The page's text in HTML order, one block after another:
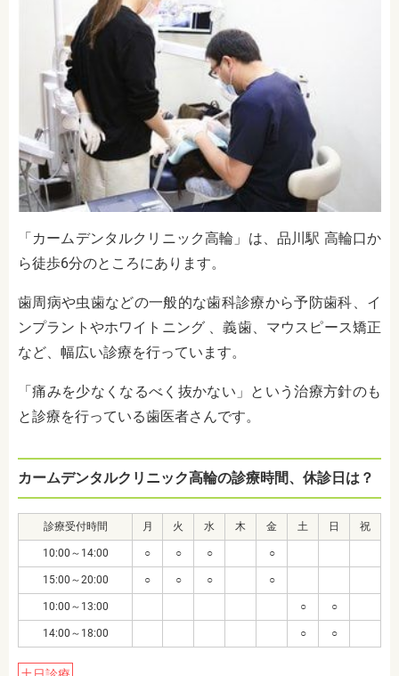
「カームデンタルクリニック高輪」は、品川駅 高輪口か
ら徒歩6分のところにあります。
歯周病や虫歯などの一般的な歯科診療から予防歯科、イ
ンプラントやホワイトニング 、義歯、マウスピース矯正
など、幅広い診療を行っています。
「痛みを少なくなるべく抜かない」という治療方針のも
と診療を行っている歯医者さんです。
カームデンタルクリニック高輪の診療時間、休診日は？
診療受付時間 月 火 水 木 金 土 日 祝
10:00～14:00 ○ ○ ○ ○
15:00～20:00 ○ ○ ○ ○
10:00～13:00 ○ ○
14:00～18:00 ○ ○